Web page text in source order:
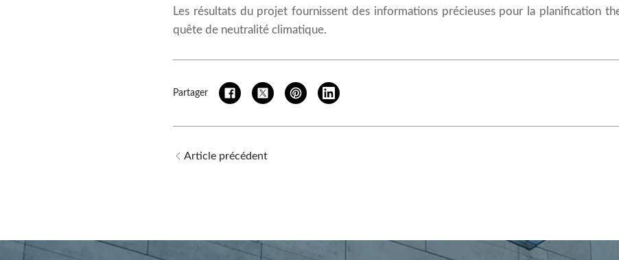
Les résultats du projet fournissent des informations précieuses pour la planification
quête de neutralité climatique.
Partager
Article précédent